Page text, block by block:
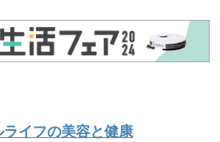
イフの美容と健康